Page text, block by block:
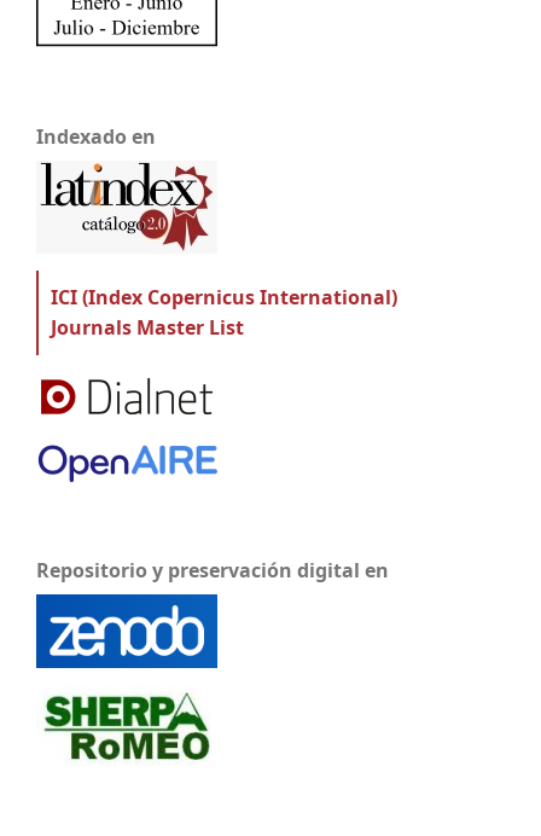
Indexado en
ICI (Index Copernicus International)
Journals Master List
Repositorio y preservación digital en